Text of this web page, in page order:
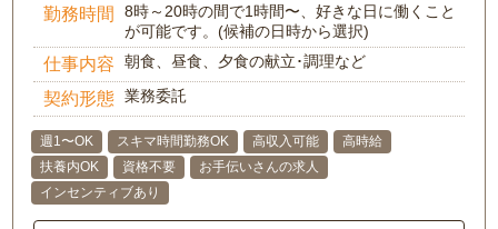
勤務時間
8時～20時の間で1時間〜、好きな日に働くこと
が可能です。(候補の日時から選択)
仕事内容 朝食、昼食、夕食の献立･調理など
契約形態 業務委託
週1〜OK スキマ時間勤務OK 高収入可能
高時給
扶養内OK
資格不要
お手伝いさんの求人
インセンティブあり